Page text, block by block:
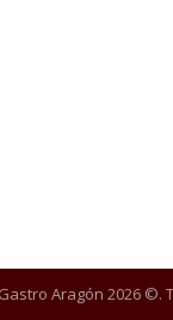
Aragón 2026 ©.